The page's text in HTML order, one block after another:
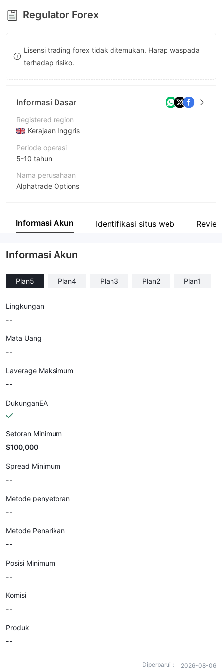
8
9
8
9
Regulator Forex
Lisensi trading forex tidak ditemukan. Harap waspada
terhadap risiko.
Informasi Dasar
Registered region
Kerajaan Inggris
Periode operasi
5-10 tahun
Nama perusahaan
Alphatrade Options
Karyawan perusahaan
Informasi Akun Identifikasi situs web
Informasi Akun
Plan5 Plan4 Plan3 Plan2 Plan1
Lingkungan
--
Mata Uang
--
Laverage Maksimum
--
DukunganEA
Setoran Minimum
$100,000
Spread Minimum
--
Metode penyetoran
--
Metode Penarikan
--
Posisi Minimum
--
Komisi
--
Produk
--
Diperbarui： 2026-08-06